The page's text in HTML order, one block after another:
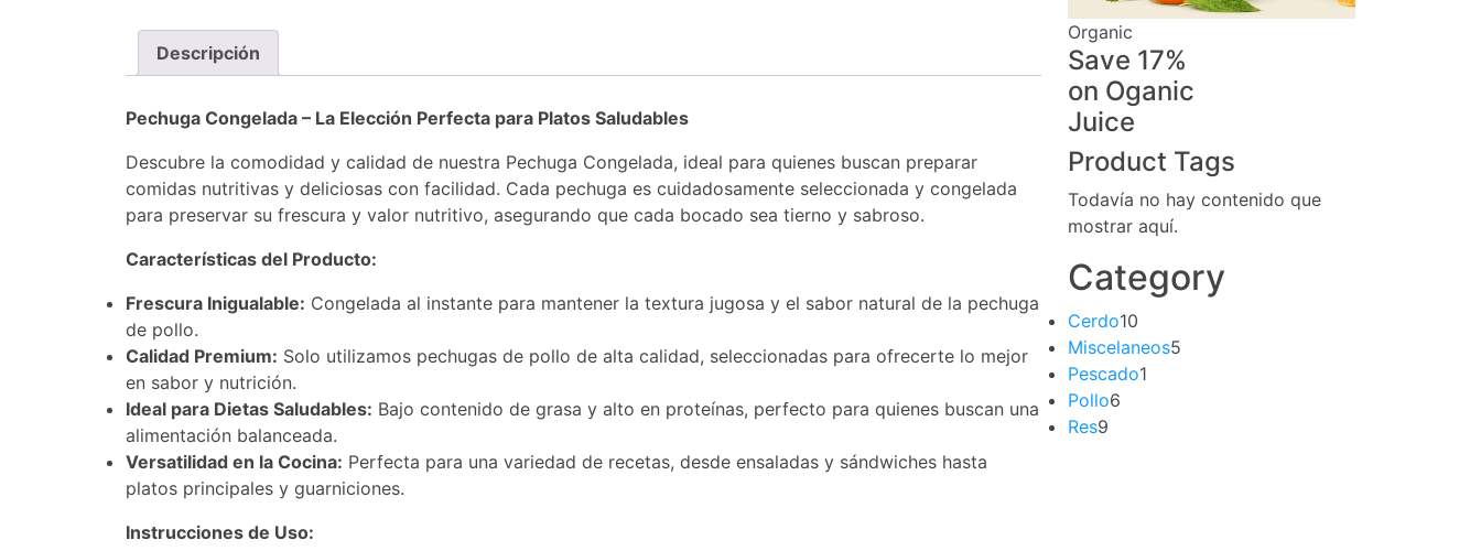
Descripción
Pechuga Congelada – La Elección Perfecta para Platos Saludables
Descubre la comodidad y calidad de nuestra Pechuga Congelada, ideal para quienes buscan preparar
comidas nutritivas y deliciosas con facilidad. Cada pechuga es cuidadosamente seleccionada y congelada
para preservar su frescura y valor nutritivo, asegurando que cada bocado sea tierno y sabroso.
Características del Producto:
Frescura Inigualable: Congelada al instante para mantener la textura jugosa y el sabor natural de la pechuga
de pollo.
Calidad Premium: Solo utilizamos pechugas de pollo de alta calidad, seleccionadas para ofrecerte lo mejor
en sabor y nutrición.
Ideal para Dietas Saludables: Bajo contenido de grasa y alto en proteínas, perfecto para quienes buscan una
alimentación balanceada.
Versatilidad en la Cocina: Perfecta para una variedad de recetas, desde ensaladas y sándwiches hasta
platos principales y guarniciones.
Instrucciones de Uso:
Organic
Save 17%
on Oganic
Juice
Product Tags
Todavía no hay contenido que
mostrar aquí.
Category
Cerdo10
Miscelaneos5
Pescado1
Pollo6
Res9